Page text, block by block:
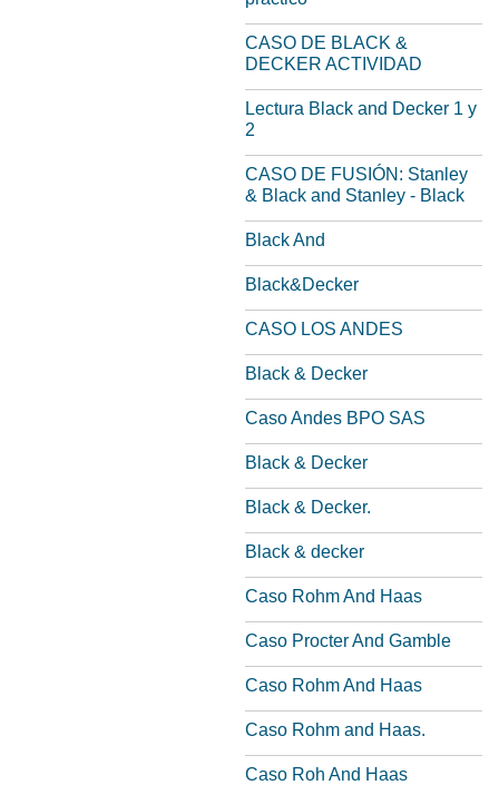
CASO DE BLACK &
DECKER ACTIVIDAD
Lectura Black and Decker 1 y
2
CASO DE FUSIÓN: Stanley
& Black and Stanley - Black
Black And
Black&Decker
CASO LOS ANDES
Black & Decker
Caso Andes BPO SAS
Black & Decker
Black & Decker.
Black & decker
Caso Rohm And Haas
Caso Procter And Gamble
Caso Rohm And Haas
Caso Rohm and Haas.
Caso Roh And Haas